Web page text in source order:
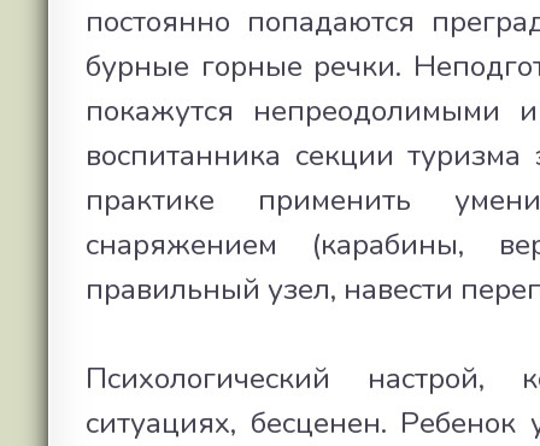
постоянно попадаются
бурные горные речки.
покажутся непреодолимыми
воспитанника секции
практике применить
снаряжением (карабины,
правильный узел, навести
Психологический
ситуациях, бесценен. Ребенок